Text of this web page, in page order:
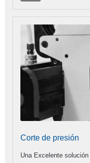
Corte de presión
Una Excelente